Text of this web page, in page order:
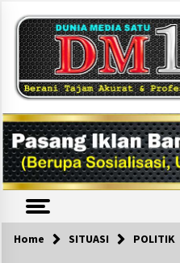
content
Home SITUASI POLITIK